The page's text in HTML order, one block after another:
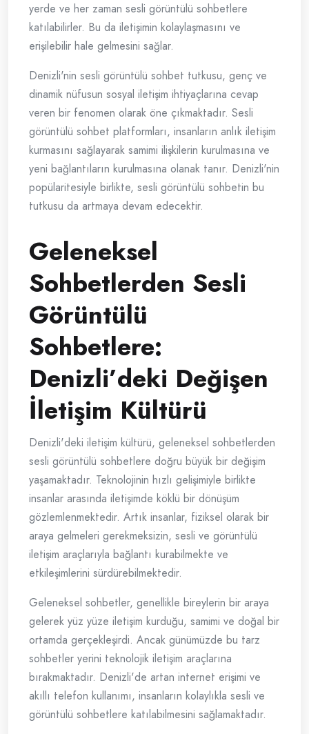
yerde ve her zaman sesli görüntülü sohbetlere
katılabilirler. Bu da iletişimin kolaylaşmasını ve
erişilebilir hale gelmesini sağlar.
Denizli'nin sesli görüntülü sohbet tutkusu, genç ve
dinamik nüfusun sosyal iletişim ihtiyaçlarına cevap
veren bir fenomen olarak öne çıkmaktadır. Sesli
görüntülü sohbet platformları, insanların anlık iletişim
kurmasını sağlayarak samimi ilişkilerin kurulmasına ve
yeni bağlantıların kurulmasına olanak tanır. Denizli'nin
popülaritesiyle birlikte, sesli görüntülü sohbetin bu
tutkusu da artmaya devam edecektir.
Geleneksel
Sohbetlerden Sesli
Görüntülü
Sohbetlere:
Denizli’deki Değişen
İletişim Kültürü
Denizli'deki iletişim kültürü, geleneksel sohbetlerden
sesli görüntülü sohbetlere doğru büyük bir değişim
yaşamaktadır. Teknolojinin hızlı gelişimiyle birlikte
insanlar arasında iletişimde köklü bir dönüşüm
gözlemlenmektedir. Artık insanlar, fiziksel olarak bir
araya gelmeleri gerekmeksizin, sesli ve görüntülü
iletişim araçlarıyla bağlantı kurabilmekte ve
etkileşimlerini sürdürebilmektedir.
Geleneksel sohbetler, genellikle bireylerin bir araya
gelerek yüz yüze iletişim kurduğu, samimi ve doğal bir
ortamda gerçekleşirdi. Ancak günümüzde bu tarz
sohbetler yerini teknolojik iletişim araçlarına
bırakmaktadır. Denizli'de artan internet erişimi ve
akıllı telefon kullanımı, insanların kolaylıkla sesli ve
görüntülü sohbetlere katılabilmesini sağlamaktadır.